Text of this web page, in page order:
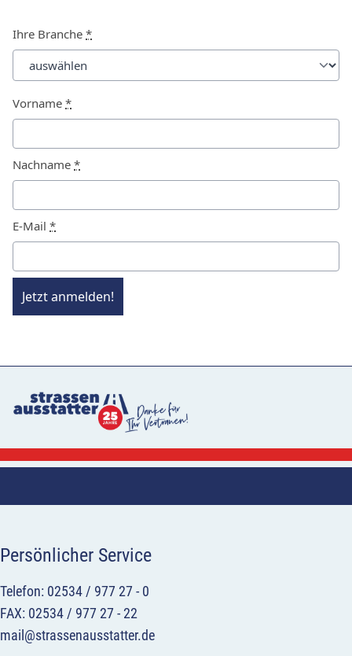
Ihre Branche *
Vorname *
Nachname *
E-Mail *
Jetzt anmelden!
Persönlicher Service
Telefon: 02534 / 977 27 - 0
FAX: 02534 / 977 27 - 22
mail@strassenausstatter.de